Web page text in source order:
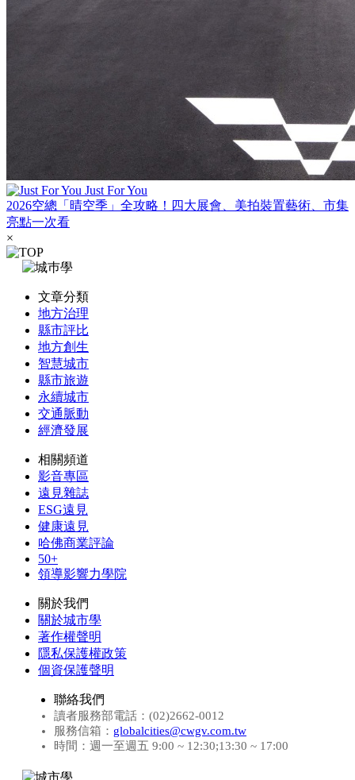
Just For You
2026空總「晴空季」全攻略！四大展會、美拍裝置藝術、市集
亮點一次看
×
文章分類
地方治理
縣市評比
地方創生
智慧城市
縣市旅遊
永續城市
交通脈動
經濟發展
相關頻道
影音專區
遠見雜誌
ESG遠見
健康遠見
哈佛商業評論
50+
領導影響力學院
關於我們
關於城市學
著作權聲明
隱私保護權政策
個資保護聲明
聯絡我們
讀者服務部電話：(02)2662-0012
服務信箱： globalcities@cwgv.com.tw
時間：週一至週五 9:00 ~ 12:30;13:30 ~ 17:00